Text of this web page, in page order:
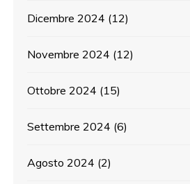
Dicembre 2024 (12)
Novembre 2024 (12)
Ottobre 2024 (15)
Settembre 2024 (6)
Agosto 2024 (2)